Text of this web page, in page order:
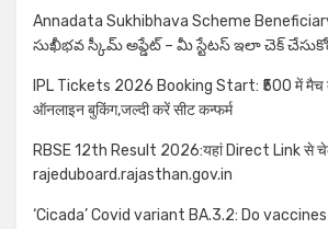
Annadata Sukhibhava Scheme
సుఖీభవ స్కీమ్ అప్డేట్ – మీ స్టేటస్ ఇలా చెక్
IPL Tickets 2026 Booking Start: ₹500 में मैच
ऑनलाइन बुकिंग,जल्दी करें सीट कन्फर्म
RBSE 12th Result 2026:यहां Direct Link से
rajeduboard.rajasthan.gov.in
‘Cicada’ Covid variant BA.3.2: Do